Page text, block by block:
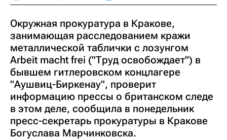
Окружная прокуратура в Кракове,
занимающая расследованием кражи
металлической таблички с лозунгом
Arbeit macht frei ("Труд освобождает") в
бывшем гитлеровском концлагере
"Аушвиц-Биркенау", проверит
информацию прессы о британском следе
в этом деле, сообщила в понедельник
пресс-секретарь прокуратуры в Кракове
Богуслава Марчинковска.